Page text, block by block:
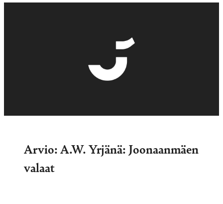
Arvio: A.W. Yrjänä: Joonaanmäen
valaat